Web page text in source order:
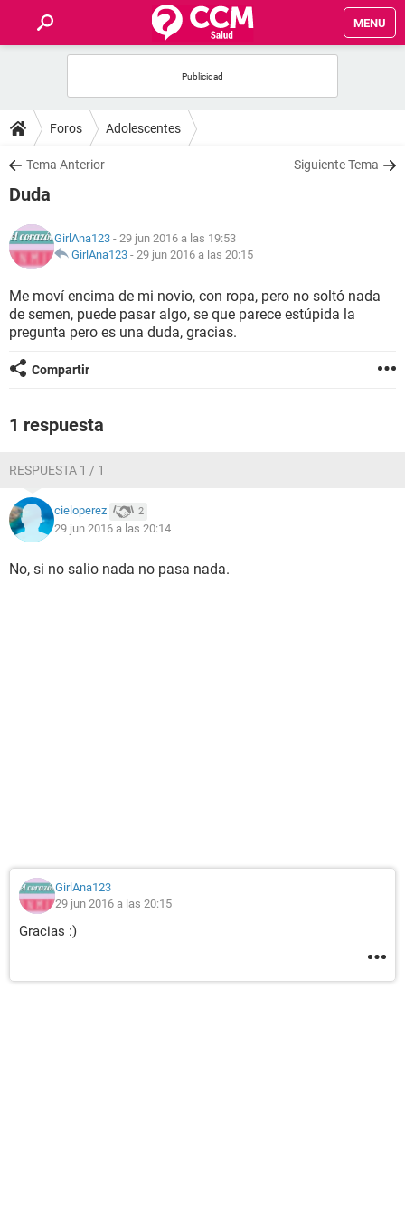
MENU
FOROS
SALUD
NUTRICIÓN
BIENESTAR
Foros Adolescentes
Tema Anterior Siguiente Tema
Duda
GirlAna123 - 29 jun 2016 a las 19:53
GirlAna123 - 29 jun 2016 a las 20:15
Me moví encima de mi novio, con ropa, pero no soltó nada
de semen, puede pasar algo, se que parece estúpida la
pregunta pero es una duda, gracias.
Compartir
1 respuesta
RESPUESTA 1 / 1
cieloperez 2
29 jun 2016 a las 20:14
No, si no salio nada no pasa nada.
GirlAna123
29 jun 2016 a las 20:15
Gracias :)